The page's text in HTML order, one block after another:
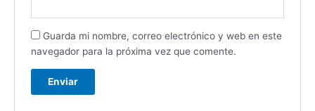
Guarda mi nombre, correo electrónico y web en este
navegador para la próxima vez que comente.